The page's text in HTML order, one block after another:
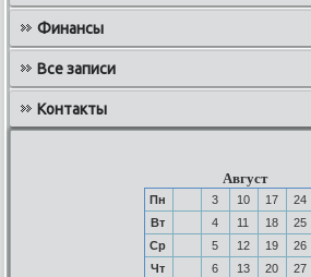
Финансы
Все записи
Контакты
Август
Пн 3 10 17 24
Вт
4 11 18
25
Ср
5 12 19
26
Чт
6 13 20
27